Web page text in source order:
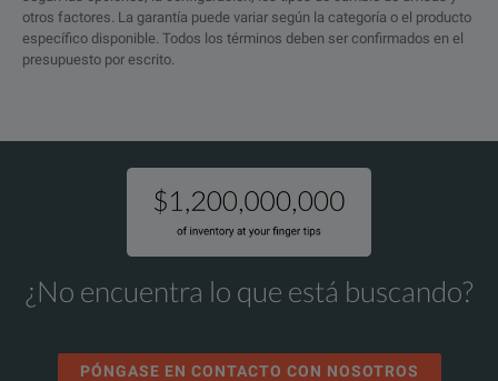
otros factores. La garantía puede variar según la categoría o el producto
específico disponible. Todos los términos deben ser confirmados en el
presupuesto por escrito.
¿No encuentra lo que está buscando?
PÓNGASE EN CONTACTO CON NOSOTROS